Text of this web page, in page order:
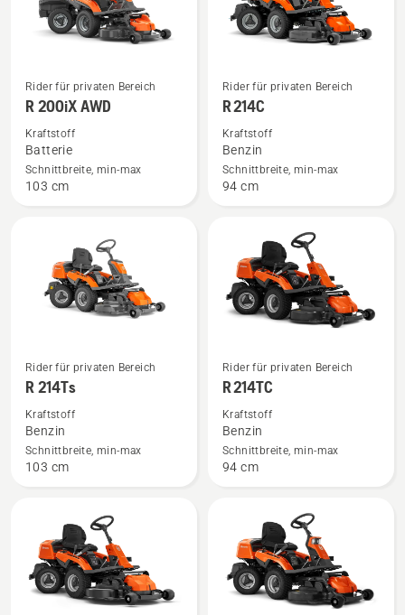
Mehr
Details
R 200iX AWD
anzeigen
Rider für privaten Bereich
R 200iX AWD
Kraftstoff
Batterie
Schnittbreite, min-max
103 cm
Mehr
Details
R 214C
anzeigen
Rider für privaten Bereich
R 214C
Kraftstoff
Benzin
Schnittbreite, min-max
94 cm
Mehr
Details
R 214Ts
anzeigen
Rider für privaten Bereich
R 214Ts
Kraftstoff
Benzin
Schnittbreite, min-max
103 cm
Mehr
Details
R 214TC
anzeigen
Rider für privaten Bereich
R 214TC
Kraftstoff
Benzin
Schnittbreite, min-max
94 cm